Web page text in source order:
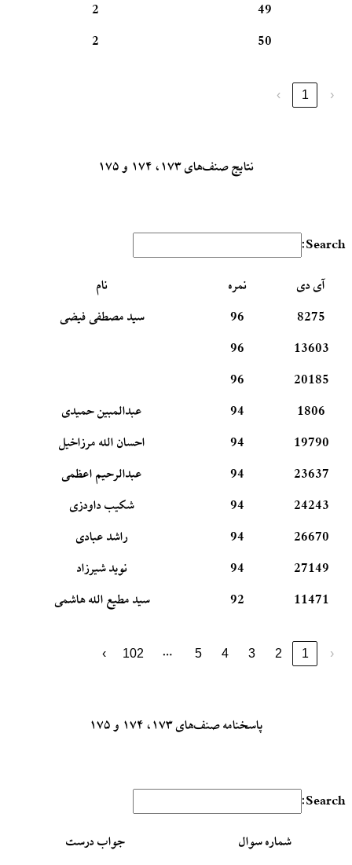
49
2
50
2
‹
1
›
نتایج صنف‌های ۱۷۳، ۱۷۴ و ۱۷۵
Search:
آی دی نمره
نام
8275
96
سید مصطفی فیضی
13603
96
20185
96
1806
94
عبدالمبین حمیدی
19790
94
احسان الله مرزاخیل
23637
94
عبدالرحیم اعظمی
24243
94
شکیب داودزی
26670
94
راشد عبادی
27149
94
نوید شیرزاد
11471
92 سید مطیع الله هاشمی
‹
1
2
3
4
5
…
102
›
پاسخنامه صنف‌های ۱۷۳، ۱۷۴ و ۱۷۵
Search:
شماره سوال
جواب درست